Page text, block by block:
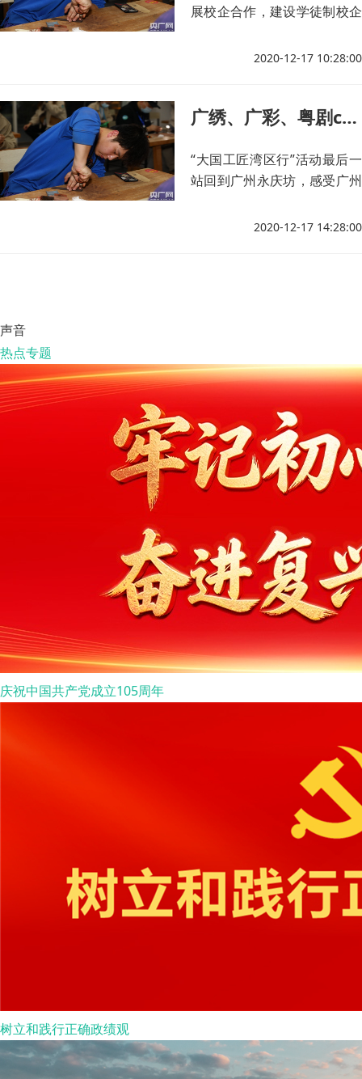
展校企合作，建设学徒制校企
2020-12-17 10:28:00
广绣、广彩、粤剧cosplay……国赛选手深度游永庆坊｜大国工匠湾区行
“大国工匠湾区行”活动最后一
站回到广州永庆坊，感受广州
2020-12-17 14:28:00
声音
热点专题
庆祝中国共产党成立105周年
树立和践行正确政绩观